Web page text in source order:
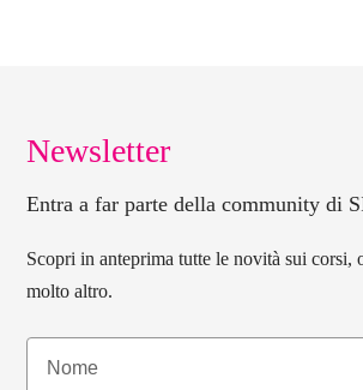
Newsletter
Entra a far parte della community di
Scopri in anteprima tutte le novità sui corsi,
molto altro.